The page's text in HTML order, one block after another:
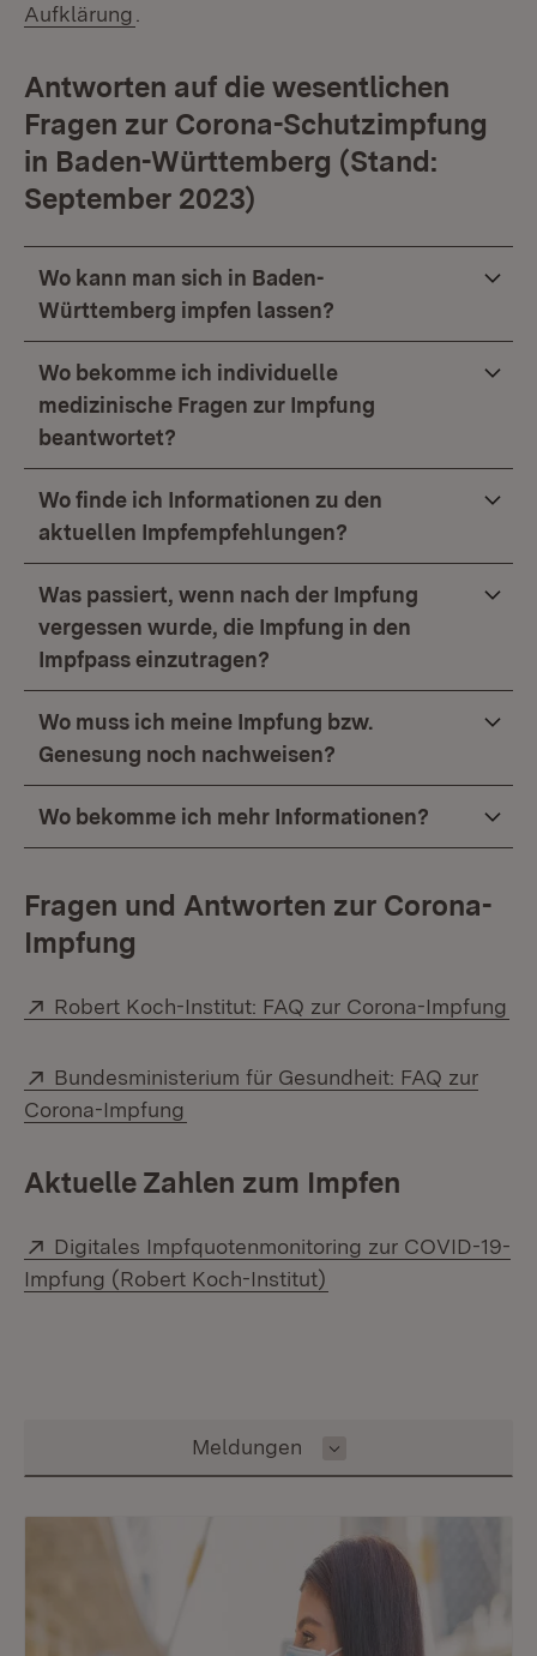
Aufklärung
Antworten auf die wesentlichen
Fragen zur Corona-Schutzimpfung
in Baden-Württemberg (Stand:
September 2023)
Wo kann man sich in Baden-
Württemberg impfen lassen?
Wo bekomme ich individuelle
medizinische Fragen zur Impfung
beantwortet?
Wo finde ich Informationen zu den
aktuellen Impfempfehlungen?
Was passiert, wenn nach der Impfung
vergessen wurde, die Impfung in den
Impfpass einzutragen?
Wo muss ich meine Impfung bzw.
Genesung noch nachweisen?
Wo bekomme ich mehr Informationen?
Fragen und Antworten zur Corona-
Impfung
Extern:
Robert Koch-Institut: FAQ zur Corona-Impfung
Extern:
Bundesministerium für Gesundheit: FAQ zur
Corona-Impfung
Aktuelle Zahlen zum Impfen
Extern:
Digitales Impfquotenmonitoring zur COVID-19-
Impfung (Robert Koch-Institut)
Inhalt auswählen
Meldungen